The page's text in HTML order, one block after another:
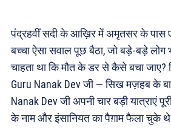
पंद्रहवीं सदी के आख़िर में अमृतसर के पास
बच्चा ऐसा सवाल पूछ बैठा, जो बड़े-बड़े लोग
चाहता था कि मौत के डर से कैसे बचा
Guru Nanak Dev जी — सिख मज़हब के
Nanak Dev जी अपनी चार बड़ी
के नाम और इंसानियत का पैग़ाम फैला चुके